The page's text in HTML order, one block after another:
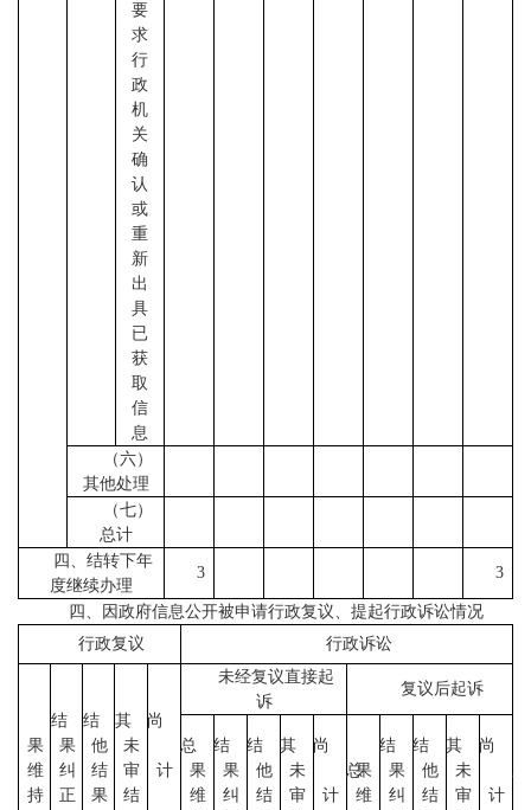
要
求
行
政
机
关
确
认
或
重
新
出
具
已
获
取
信
息
（六）
其他处理
（七）
总计
四、结转下年
度继续办理
3 3
四、
因政府信息公开被申请行政复议、提起行政诉讼情况
行政复议
行政诉讼
结
果
维
持
结
果
纠
正
其
他
结
果
尚
未
审
结
总
计
未经复议直接起
诉
复议后起诉
结
果
维
结
果
纠
其
他
结
尚
未
审
总
计
结
果
维
结
果
纠
其
他
结
尚
未
审
计